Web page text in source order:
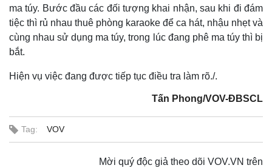
ma túy. Bước đầu các đối tượng khai nhận, sau khi đi đám
tiệc thì rủ nhau thuê phòng karaoke để ca hát, nhậu nhẹt và
cùng nhau sử dụng ma túy, trong lúc đang phê ma túy thì bị
bắt.
Hiện vụ việc đang được tiếp tục điều tra làm rõ./.
Tấn Phong/VOV-ĐBSCL
Tag: VOV
Mời quý độc giả theo dõi VOV.VN trên